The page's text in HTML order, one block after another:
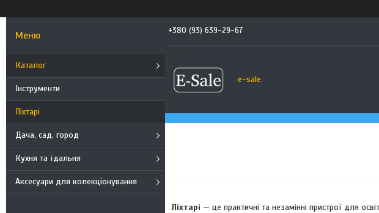
Каталог
Інструменти
Ліхтарі
Дача, сад, город
Кухня та їдальня
Аксесуари для колекціонування
+380 (93) 639-29-67
e-sale
Ліхтарі — це практичні та незамінні пристрої для
2